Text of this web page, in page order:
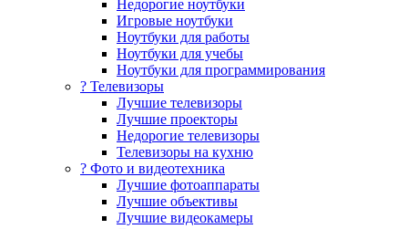
Недорогие ноутбуки
Игровые ноутбуки
Ноутбуки для работы
Ноутбуки для учебы
Ноутбуки для программирования
? Телевизоры
Лучшие телевизоры
Лучшие проекторы
Недорогие телевизоры
Телевизоры на кухню
? Фото и видеотехника
Лучшие фотоаппараты
Лучшие объективы
Лучшие видеокамеры